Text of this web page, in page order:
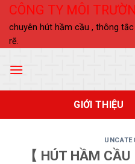
Skip
content
CÔNG TY MÔI
chuyên hút hầm cầu , thông
rẽ.
GIỚI THIỆU
【 HÚT HẦM